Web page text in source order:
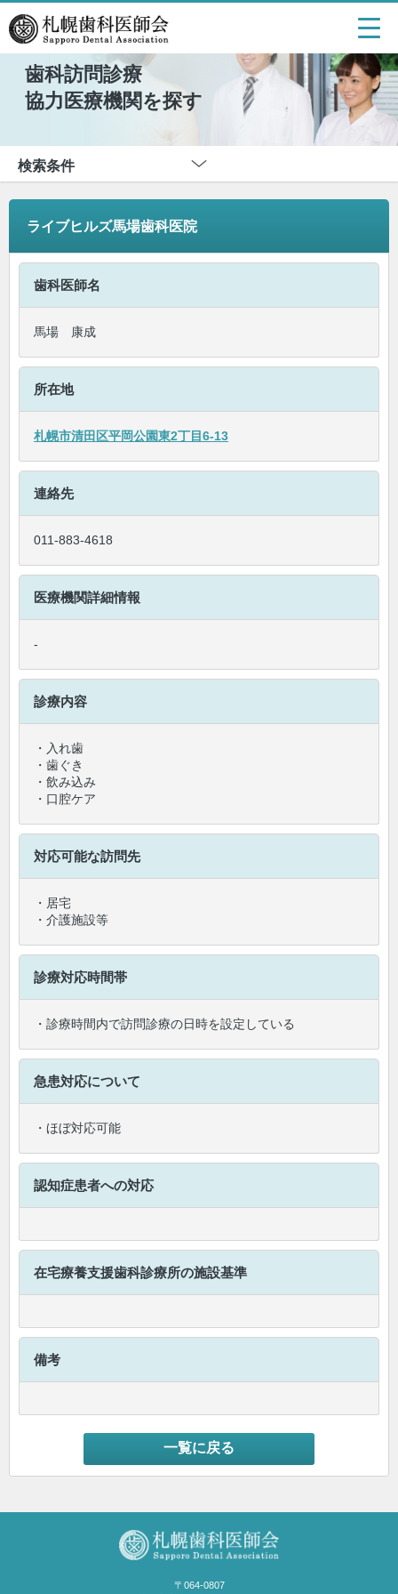
歯科訪問診療
協力医療機関を探す
検索条件
ライブヒルズ馬場歯科医院
歯科医師名
馬場 康成
所在地
札幌市清田区平岡公園東2丁目6-13
連絡先
011-883-4618
医療機関詳細情報
-
診療内容
・入れ歯
・歯ぐき
・飲み込み
・口腔ケア
対応可能な訪問先
・居宅
・介護施設等
診療対応時間帯
・診療時間内で訪問診療の日時を設定している
急患対応について
・ほぼ対応可能
認知症患者への対応
在宅療養支援歯科診療所の施設基準
備考
一覧に戻る
〒064-0807